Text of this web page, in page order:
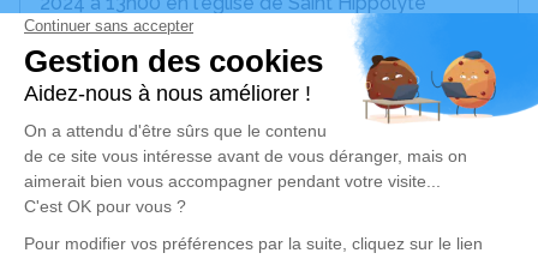
(66510) suivie d'un recueillement au crématorium
de Canet-en-Roussillon à 14h30.
Amis et proches pourront se recueillir auprès de lui,
dès 14h30, le Lundi 23 Décembre 2024 en la
Maison funéraire de Saint-Laurent-de-la-Salanque
située au 2 rue Gustave Eiffel.
Cet espace privé est destiné à recueillir vos